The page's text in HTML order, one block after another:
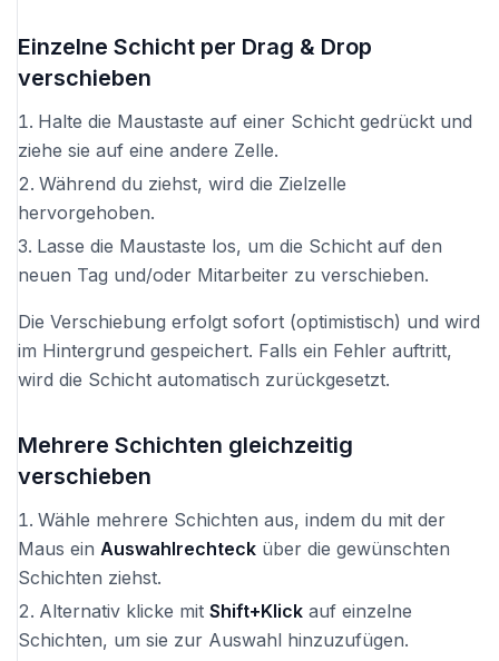
Einzelne Schicht per Drag & Drop
verschieben
Halte die Maustaste auf einer Schicht gedrückt und
ziehe sie auf eine andere Zelle.
Während du ziehst, wird die Zielzelle
hervorgehoben.
Lasse die Maustaste los, um die Schicht auf den
neuen Tag und/oder Mitarbeiter zu verschieben.
Die Verschiebung erfolgt sofort (optimistisch) und wird
im Hintergrund gespeichert. Falls ein Fehler auftritt,
wird die Schicht automatisch zurückgesetzt.
Mehrere Schichten gleichzeitig
verschieben
Wähle mehrere Schichten aus, indem du mit der
Maus ein Auswahlrechteck über die gewünschten
Schichten ziehst.
Alternativ klicke mit Shift+Klick auf einzelne
Schichten, um sie zur Auswahl hinzuzufügen.